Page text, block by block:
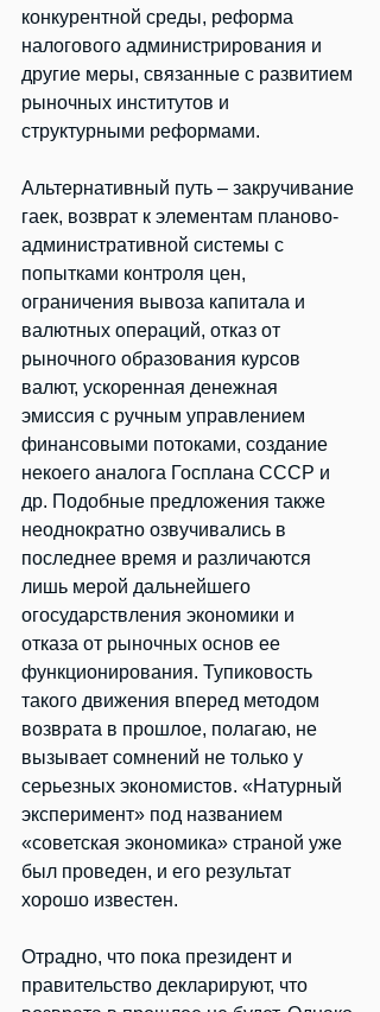
конкурентной среды, реформа
налогового администрирования и
другие меры, связанные с развитием
рыночных институтов и
структурными реформами.
Альтернативный путь – закручивание
гаек, возврат к элементам планово-
административной системы с
попытками контроля цен,
ограничения вывоза капитала и
валютных операций, отказ от
рыночного образования курсов
валют, ускоренная денежная
эмиссия с ручным управлением
финансовыми потоками, создание
некоего аналога Госплана СССР и
др. Подобные предложения также
неоднократно озвучивались в
последнее время и различаются
лишь мерой дальнейшего
огосударствления экономики и
отказа от рыночных основ ее
функционирования. Тупиковость
такого движения вперед методом
возврата в прошлое, полагаю, не
вызывает сомнений не только у
серьезных экономистов. «Натурный
эксперимент» под названием
«советская экономика» страной уже
был проведен, и его результат
хорошо известен.
Отрадно, что пока президент и
правительство декларируют, что